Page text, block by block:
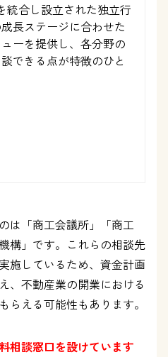
統合し設立された独立行
長ステージに合わせた
ーを提供し、各分野の
できる点が特徴のひと
は「商工会議所」「商工
構」です。これらの相談先
施しているため、資金計画
、不動産業の開業における
らえる可能性もあります。
相談窓口を設けています